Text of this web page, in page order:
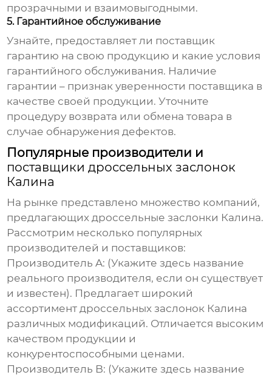
прозрачными и взаимовыгодными.
5. Гарантийное обслуживание
Узнайте, предоставляет ли поставщик
гарантию на свою продукцию и какие условия
гарантийного обслуживания. Наличие
гарантии – признак уверенности поставщика в
качестве своей продукции. Уточните
процедуру возврата или обмена товара в
случае обнаружения дефектов.
Популярные производители и
поставщики дроссельных заслонок
Калина
На рынке представлено множество компаний,
предлагающихдроссельные заслонки Калина.
Рассмотрим несколько популярных
производителей и поставщиков:
Производитель A: (Укажите здесь название
реального производителя, если он существует
и известен). Предлагает широкий
ассортиментдроссельных заслонок Калина
различных модификаций. Отличается высоким
качеством продукции и
конкурентоспособными ценами.
Производитель B: (Укажите здесь название